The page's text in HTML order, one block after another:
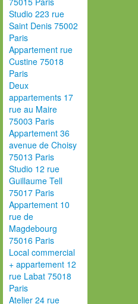
Studio 223 rue
Saint Denis 75002
Paris
Appartement rue
Custine 75018
Paris
Deux
appartements 17
rue au Maire
75003 Paris
Appartement 36
avenue de Choisy
75013 Paris
Studio 12 rue
Guillaume Tell
75017 Paris
Appartement 10
rue de
Magdebourg
75016 Paris
Local commercial
+ appartement 12
rue Labat 75018
Paris
Atelier 24 rue